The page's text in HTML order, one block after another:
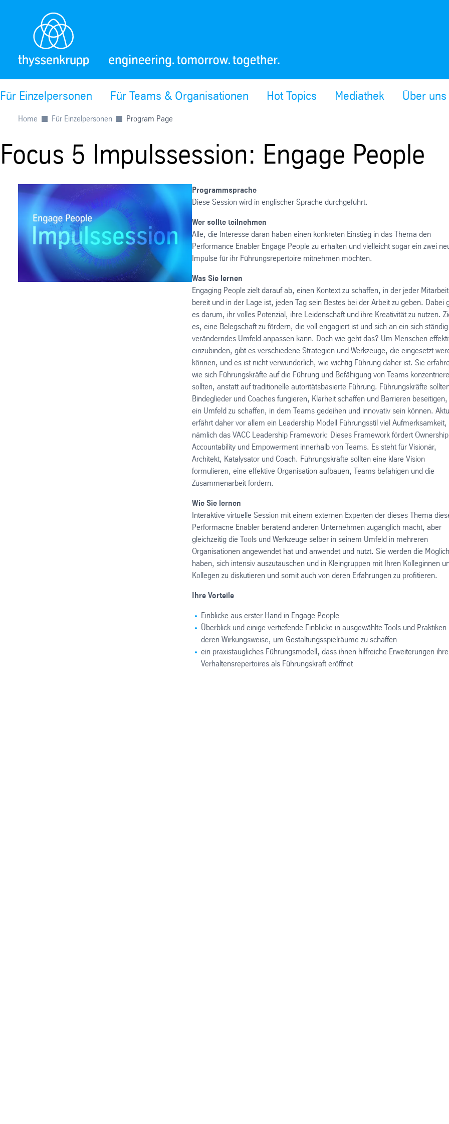
Für Einzelpersonen Für Teams & Organisationen Hot Topics Mediathek Über uns
Home Für Einzelpersonen Program Page
Focus 5 Impulssession: Engage People
Programmsprache
Diese Session wird in englischer Sprache durchgeführt.
Wer sollte teilnehmen
Alle, die Interesse daran haben einen konkreten Einstieg in das Thema den
Performance Enabler Engage People zu erhalten und vielleicht sogar ein zwei
Impulse für ihr Führungsrepertoire mitnehmen möchten.
Was Sie lernen
Engaging People zielt darauf ab, einen Kontext zu schaffen, in der jeder
bereit und in der Lage ist, jeden Tag sein Bestes bei der Arbeit zu geben. Dabei
es darum, ihr volles Potenzial, ihre Leidenschaft und ihre Kreativität zu nutzen.
es, eine Belegschaft zu fördern, die voll engagiert ist und sich an ein sich ständig
veränderndes Umfeld anpassen kann. Doch wie geht das? Um Menschen
einzubinden, gibt es verschiedene Strategien und Werkzeuge, die eingesetzt
können, und es ist nicht verwunderlich, wie wichtig Führung daher ist. Sie
wie sich Führungskräfte auf die Führung und Befähigung von Teams
sollten, anstatt auf traditionelle autoritätsbasierte Führung. Führungskräfte
Bindeglieder und Coaches fungieren, Klarheit schaffen und Barrieren
ein Umfeld zu schaffen, in dem Teams gedeihen und innovativ sein können.
erfährt daher vor allem ein Leadership Modell Führungsstil viel Aufmerksamkeit,
nämlich das VACC Leadership Framework: Dieses Framework fördert
Accountability und Empowerment innerhalb von Teams. Es steht für Visionär,
Architekt, Katalysator und Coach. Führungskräfte sollten eine klare Vision
formulieren, eine effektive Organisation aufbauen, Teams befähigen und die
Zusammenarbeit fördern.
Wie Sie lernen
Interaktive virtuelle Session mit einem externen Experten der dieses Thema
Performacne Enabler beratend anderen Unternehmen zugänglich macht, aber
gleichzeitig die Tools und Werkzeuge selber in seinem Umfeld in mehreren
Organisationen angewendet hat und anwendet und nutzt. Sie werden die
haben, sich intensiv auszutauschen und in Kleingruppen mit Ihren Kolleginnen
Kollegen zu diskutieren und somit auch von deren Erfahrungen zu profitieren.
Ihre Vorteile
Einblicke aus erster Hand in Engage People
Überblick und einige vertiefende Einblicke in ausgewählte Tools und Praktiken
deren Wirkungsweise, um Gestaltungsspielräume zu schaffen
ein praxistaugliches Führungsmodell, dass ihnen hilfreiche Erweiterungen
Verhaltensrepertoires als Führungskraft eröffnet